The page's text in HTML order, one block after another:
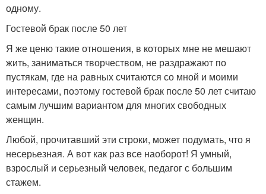
одному.
Гостевой брак после 50 лет
Я же ценю такие отношения, в которых мне не мешают
жить, заниматься творчеством, не раздражают по
пустякам, где на равных считаются со мной и моими
интересами, поэтому гостевой брак после 50 лет считаю
самым лучшим вариантом для многих свободных
женщин.
Любой, прочитавший эти строки, может подумать, что я
несерьезная. А вот как раз все наоборот! Я умный,
взрослый и серьезный человек, педагог с большим
стажем.